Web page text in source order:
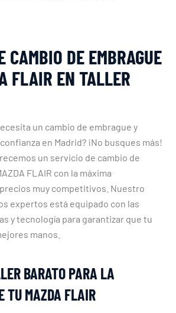
CAMBIO DE EMBRAGUE
FLAIR EN TALLER
un cambio de embrague y
en Madrid? ¡No busques más!
un servicio de cambio de
FLAIR con la máxima
muy competitivos. Nuestro
expertos está equipado con las
y tecnología para garantizar que tu
manos.
BARATO PARA LA
TU MAZDA FLAIR